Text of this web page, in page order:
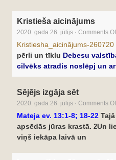
Kristieša aicinājums
2020. gada 26. jūlijs · Comments
Kristiesha_aicinājums-260720
pērli un tīklu Debesu
cilvēks atradis noslēpj un
Sējējs izgāja sēt
2020. gada 26. jūlijs · Comments
Mateja ev. 13:1-8; 18-22
apsēdās jūras krastā. 2Un
viņš iekāpa laivā un